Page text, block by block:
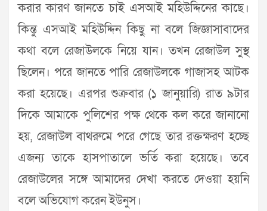
করার কারণ জান‌তে চাই এসআই ম‌হিউদ্দিনের কা‌ছে।
কিন্তু এসআই ম‌হিউদ্দিন কিছু না বলে জিজ্ঞাসাবা‌দের
কথা ব‌লে রেজাউল‌কে নি‌য়ে যান। তখন রেজাউল সুস্থ
ছিলেন। প‌রে জান‌তে পা‌রি রেজাউল‌কে গাজাসহ আটক
করা হ‌য়ে‌ছে। এরপর শুক্রবার (১ জানুয়ারি) রাত ৯টার
দি‌কে আমা‌কে পু‌লিশের পক্ষ থেকে কল ক‌রে জানানো
হয়, রেজাউল বাথরু‌মে প‌রে গেছে তার রক্তক্ষরণ হচ্ছে
এজন্য তাকে হাসপাতা‌লে ভ‌র্তি করা হ‌য়ে‌ছে। ত‌বে
রেজাউলের সঙ্গে আমা‌দের দেখা কর‌তে দেওয়া হয়নি
বলে অভিযোগ করেন ইউনু‌স।